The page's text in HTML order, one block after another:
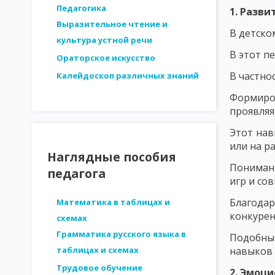
СТРУКТУРА ЛИЧНОСТИ - ПЛАТОНОВ. ОСНОВНЫЕ
ДВИЖУЩИЕ СИЛЫ РАЗВИТИЯ ЛИЧНОСТИ. ВОЗРАСТНАЯ
МЕТОДИКА ИССЛЕДОВАНИЯ ПЕДАГОГИЧЕСКИХ ПРОБЛЕМ
СТРУКТУРА ИССЛЕДОВАНИЯ В ПЕДАГОГИКЕ. ЭТАПЫ
АНАЛИЗ
ВЫДЕЛЕНИЕ И ОПРЕДЕЛЕНИЕ ПЕРЕМЕННЫХ ПРИ
ФОРМУЛИРОВКА ГИПОТЕЗ ПЕДАГОГИЧЕСКИХ ИССЛЕДОВАНИЙ
МЕТОДЫ ПЕДАГОГИЧЕСКОГО ИССЛЕДОВАНИЯ: НАБЛЮДЕНИЕ
МЕТОДЫ ПЕДАГОГИЧЕСКОГО ИССЛЕДОВАНИЯ: МЕТОД
МЕТОДЫ ПЕДАГОГИЧЕСКОГО ИССЛЕДОВАНИЯ: ТЕСТИРОВАНИЕ
Педагогика
Выразительное чтение и
культура устной речи
Ораторское искусство
Калейдоскоп различных знаний
Наглядные пособия
педагога
Математика в таблицах и
схемах
Грамматика русского языка в
таблицах и схемах
Трудовое обучение
1.
В
В этот
В
Этот
или на
игр и
навыков